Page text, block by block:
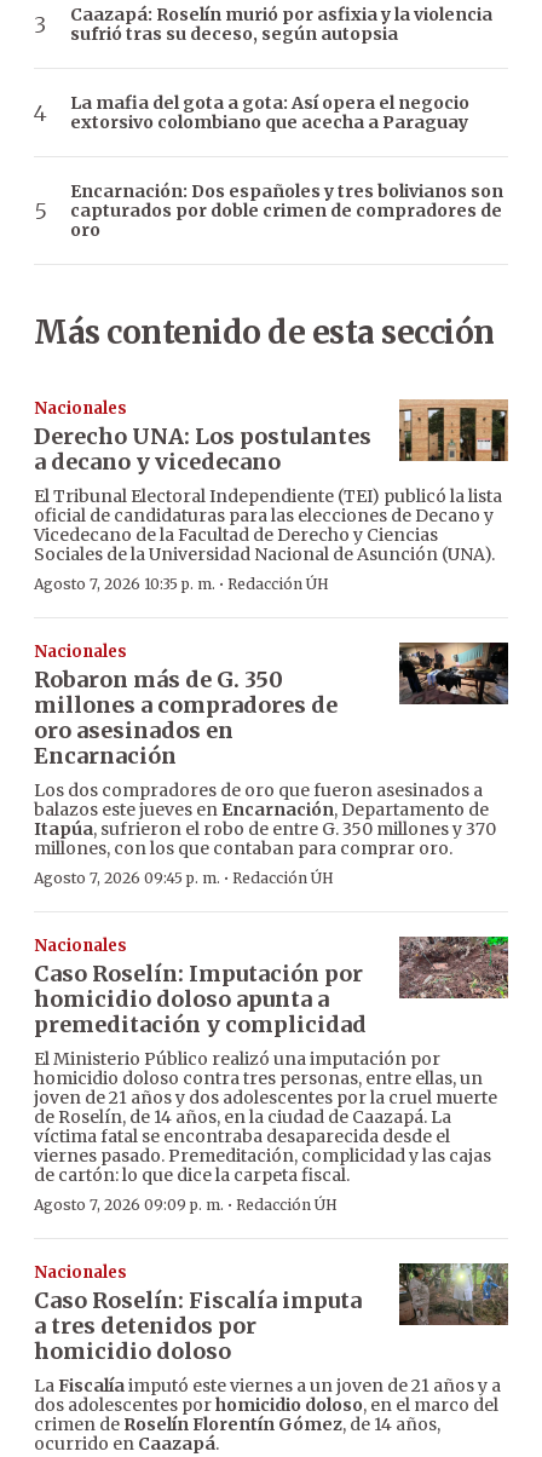
Caazapá: Roselín murió por asfixia y la violencia
sufrió tras su deceso, según autopsia
La mafia del gota a gota: Así opera el negocio
extorsivo colombiano que acecha a Paraguay
Encarnación: Dos españoles y tres bolivianos son
capturados por doble crimen de compradores de
oro
Más contenido de esta sección
Nacionales
Derecho UNA: Los postulantes
a decano y vicedecano
El Tribunal Electoral Independiente (TEI) publicó la lista
oficial de candidaturas para las elecciones de Decano y
Vicedecano de la Facultad de Derecho y Ciencias
Sociales de la Universidad Nacional de Asunción (UNA).
Agosto 7, 2026 10:35 p. m. · Redacción ÚH
Nacionales
Robaron más de G. 350
millones a compradores de
oro asesinados en
Encarnación
Los dos compradores de oro que fueron asesinados a
balazos este jueves en Encarnación, Departamento de
Itapúa, sufrieron el robo de entre G. 350 millones y 370
millones, con los que contaban para comprar oro.
Agosto 7, 2026 09:45 p. m. · Redacción ÚH
Nacionales
Caso Roselín: Imputación por
homicidio doloso apunta a
premeditación y complicidad
El Ministerio Público realizó una imputación por
homicidio doloso contra tres personas, entre ellas, un
joven de 21 años y dos adolescentes por la cruel muerte
de Roselín, de 14 años, en la ciudad de Caazapá. La
víctima fatal se encontraba desaparecida desde el
viernes pasado. Premeditación, complicidad y las cajas
de cartón: lo que dice la carpeta fiscal.
Agosto 7, 2026 09:09 p. m. · Redacción ÚH
Nacionales
Caso Roselín: Fiscalía imputa
a tres detenidos por
homicidio doloso
LaFiscalíaimputó este viernes a un joven de 21 años y a
dos adolescentes porhomicidio doloso, en el marco del
crimen de Roselín Florentín Gómez, de 14 años,
ocurrido en Caazapá.